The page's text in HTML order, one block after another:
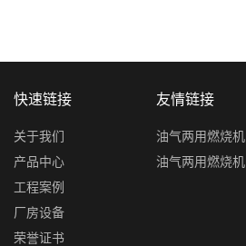
快速链接
关于我们
产品中心
工程案例
厂房设备
荣誉证书
友情链接
油气两用燃烧机
油气两用燃烧机